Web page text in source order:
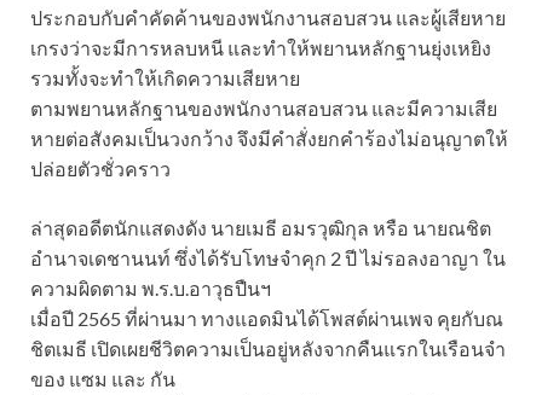
ประกอบกับคำคัดค้านของพนักงานสอบสวน และผู้เสียหาย
เกรงว่าจะมีการหลบหนี และทำให้พยานหลักฐานยุ่งเหยิง
รวมทั้งจะทำให้เกิดความเสียหาย
ตามพยานหลักฐานของพนักงานสอบสวน และมีความเสีย
หายต่อสังคมเป็นวงกว้าง จึงมีคำสั่งยกคำร้องไม่อนุญาตให้
ปล่อยตัวชั่วคราว
ล่าสุดอดีตนักแสดงดัง นายเมธี อมรวุฒิกุล หรือ นายณชิต
อำนาจเดชานนท์ ซึ่งได้รับโทษจำคุก 2 ปี ไม่รอลงอาญา ใน
ความผิดตาม พ.ร.บ.อาวุธปืนฯ
เมื่อปี 2565 ที่ผ่านมา ทางแอดมินได้โพสต์ผ่านเพจ คุยกับณ
ชิตเมธี เปิดเผยชีวิตความเป็นอยู่หลังจากคืนแรกในเรือนจำ
ของ แซม และ กัน